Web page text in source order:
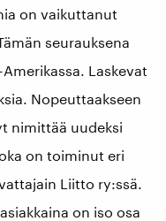
on vaikuttanut
seurauksena
Laskevat
Nopeuttaakseen
nimittää uudeksi
on toiminut eri
Liitto ry:ssä.
on iso osa